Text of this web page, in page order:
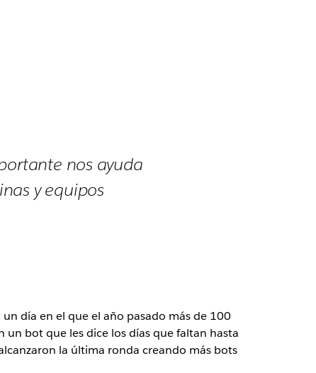
nos ayuda
y equipos
día en el que el año pasado más de 100
bot que les dice los días que faltan hasta
la última ronda creando más bots